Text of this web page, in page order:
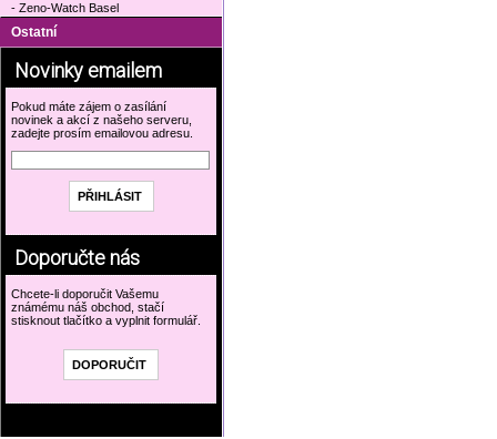
- Zeno-Watch Basel
Ostatní
Novinky emailem
Pokud máte zájem o zasílání
novinek a akcí z našeho serveru,
zadejte prosím emailovou adresu.
Doporučte nás
Chcete-li doporučit Vašemu
známému náš obchod, stačí
stisknout tlačítko a vyplnit formulář.